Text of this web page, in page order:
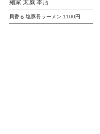
麺家 太威 本店
貝香る 塩豚骨ラーメン 1100円